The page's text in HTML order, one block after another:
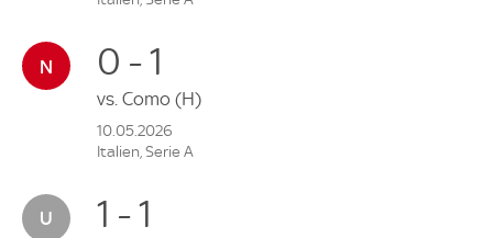
0 - 1
vs. Como (H)
10.05.2026
Italien, Serie A
1 - 1